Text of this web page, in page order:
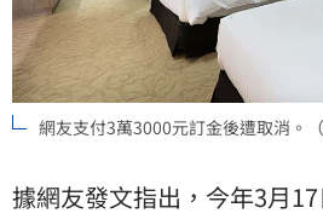
網友支付3萬3000元訂金後遭取消。
據網友發文指出，今年3月